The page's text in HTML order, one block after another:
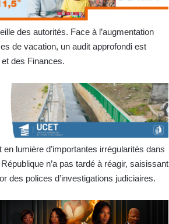
des autorités. Face à l’augmentation
de vacation, un audit approfondi est
des Finances.
lumière d’importantes irrégularités dans
n’a pas tardé à réagir, saisissant
des polices d’investigations judiciaires.